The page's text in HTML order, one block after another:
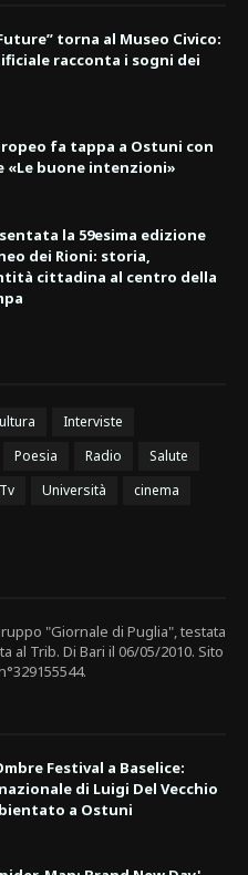
torna al Museo Civico:
racconta i sogni dei
fa tappa a Ostuni con
«Le buone intenzioni»
la 59esima edizione
dei Rioni: storia,
cittadina al centro della
Interviste
Poesia Radio
Salute
Tv Università
cinema
"Giornale di Puglia", testata
al Trib. Di Bari il 06/05/2010. Sito
Festival a Baselice:
di Luigi Del Vecchio
a Ostuni